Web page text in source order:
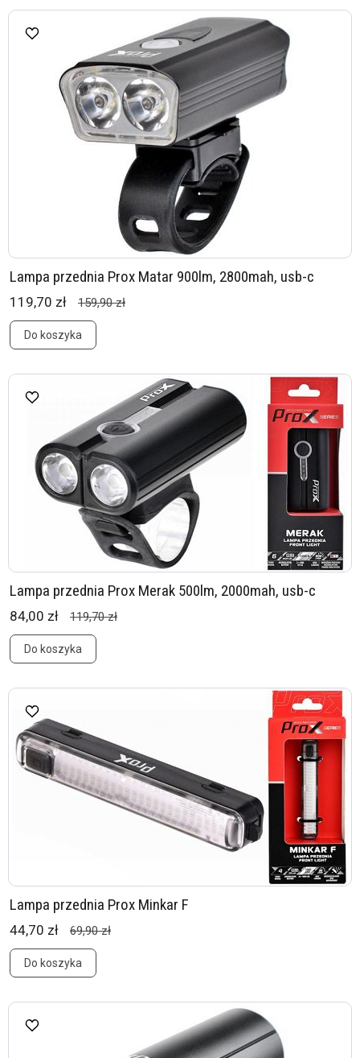
Lampa przednia Prox Matar 900lm, 2800mah, usb-c
119,70 zł 159,90 zł
Do koszyka
Lampa przednia Prox Merak 500lm, 2000mah, usb-c
84,00 zł 119,70 zł
Do koszyka
Lampa przednia Prox Minkar F
44,70 zł 69,90 zł
Do koszyka